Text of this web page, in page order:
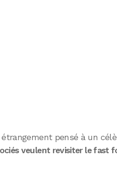
pensé à un
veulent revisiter le fast